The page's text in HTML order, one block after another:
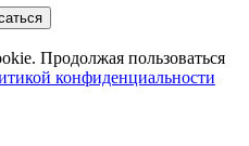
Продолжая пользоваться
конфиденциальности